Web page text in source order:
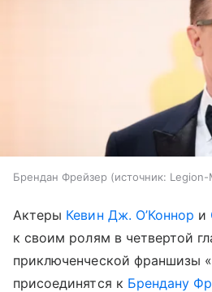
Брендан Фрейзер источник: Legion-
Актеры Кевин Дж. О’Коннор и
к своим ролям в четвертой
приключенческой франшизы «
присоединятся к Брендану